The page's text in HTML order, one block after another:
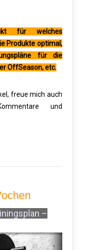
für welches
Produkte optimal,
für die
OffSeason, etc.
freue mich auch
und
–